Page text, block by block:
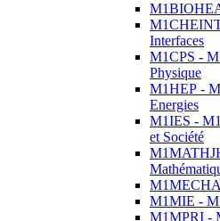
Interfaces
M1CPS -
Physique
M1HEP -
Energies
M1IES -
et Société
M1MIE -
M1MPRI -